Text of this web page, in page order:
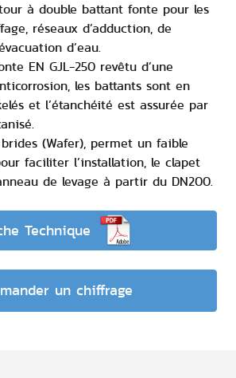
à double battant fonte pour les
réseaux d’adduction, de
d’eau.
EN GJL-250 revêtu d’une
les battants sont en
et l’étanchéité est assurée par
(Wafer), permet un faible
faciliter l’installation, le clapet
de levage à partir du DN200.
Technique
un chiffrage